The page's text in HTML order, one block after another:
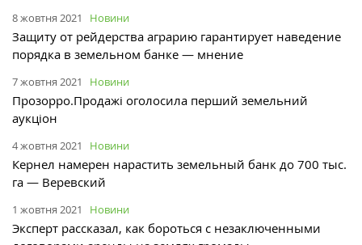
8 жовтня 2021 Новини
Защиту от рейдерства аграрию гарантирует наведение
порядка в земельном банке — мнение
7 жовтня 2021 Новини
Прозорро.Продажі оголосила перший земельний
аукціон
4 жовтня 2021 Новини
Кернел намерен нарастить земельный банк до 700 тыс.
га — Веревский
1 жовтня 2021 Новини
Эксперт рассказал, как бороться с незаключенными